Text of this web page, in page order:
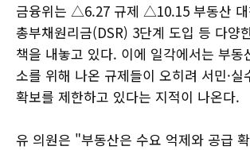
금융위는 △6.27 규제 △10.15 부동산
총부채원리금(DSR) 3단계 도입 등 다양
책을 내놓고 있다. 이에 일각에서는 부동
소를 위해 나온 규제들이 오히려 서민·실
확보를 제한하고 있다는 지적이 나온다.
유 의원은 "부동산은 수요 억제와 공급